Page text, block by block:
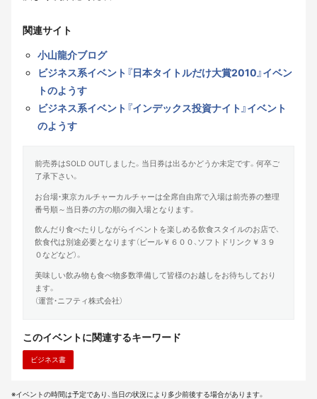
関連サイト
小山龍介ブログ
ビジネス系イベント『日本タイトルだけ大賞2010』イベン
トのようす
ビジネス系イベント『インデックス投資ナイト』イベント
のようす
前売券はSOLD OUTしました。当日券は出るかどうか未定です。何卒ご
了承下さい。
お台場・東京カルチャーカルチャーは全席自由席で入場は前売券の整理
番号順～当日券の方の順の御入場となります。
飲んだり食べたりしながらイベントを楽しめる飲食スタイルのお店で、
飲食代は別途必要となります（ビール￥６００、ソフトドリンク￥３９
０などなど）。
美味しい飲み物も食べ物多数準備して皆様のお越しをお待ちしており
ます。
（運営・ニフティ株式会社）
このイベントに関連するキーワード
ビジネス書
※イベントの時間は予定であり、当日の状況により多少前後する場合があります。